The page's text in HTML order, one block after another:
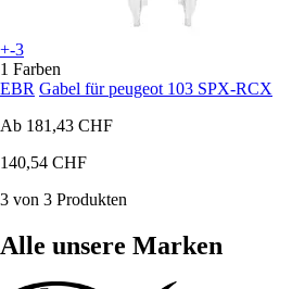
+-3
1 Farben
EBR Gabel für peugeot 103 SPX-RCX
Ab 181,43 CHF
140,54 CHF
3 von 3 Produkten
Alle unsere Marken